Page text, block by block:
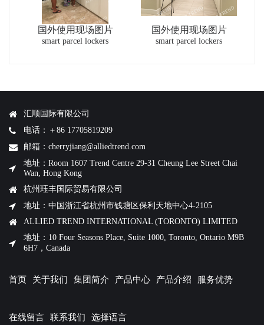
国外使用现场图片
smart parcel lockers
国外使用现场图片
smart parcel lockers
汇顺国际有限公司
电话：＋86 17705819209
邮箱：cherryjiang@alliedtrend.com
地址：Room 1607 Trend Centre 29-31 Cheung Lee Street Chai
Wan, Hong Kong
杭州珏丰国际贸易有限公司
地址：中国浙江省杭州市钱塘区保利天地中心4-2105
ALLIED TREND INTERNATIONAL (TORONTO) LIMITED
地址：10 Four Seasons Place, Suite 1000, Toronto, Ontario M9B
6H7，Canada
首页 关于我们 集团简介 产品中心 产品介绍 服务优势
在线留言 联系我们 选择语言